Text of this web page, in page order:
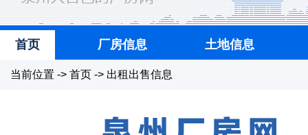
首页 厂房信息 土地信息
当前位置 -> 首页 -> 出租出售信息